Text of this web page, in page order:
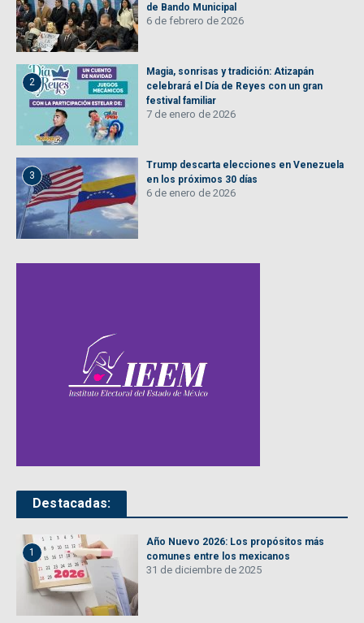
de Bando Municipal
6 de febrero de 2026
2
Magia, sonrisas y tradición: Atizapán
celebrará el Día de Reyes con un gran
festival familiar
7 de enero de 2026
3
Trump descarta elecciones en Venezuela
en los próximos 30 días
6 de enero de 2026
Destacadas:
1
Año Nuevo 2026: Los propósitos más
comunes entre los mexicanos
31 de diciembre de 2025